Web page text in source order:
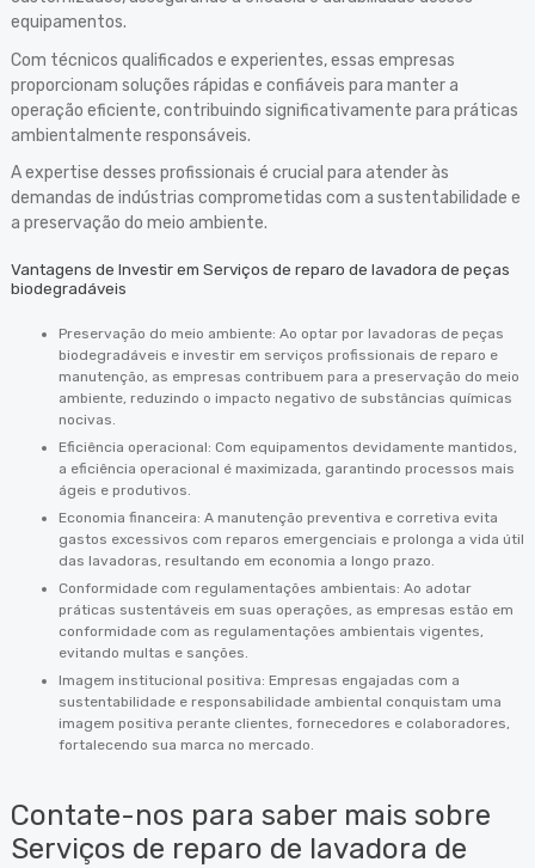
equipamentos.
Com técnicos qualificados e experientes, essas empresas
proporcionam soluções rápidas e confiáveis para manter a
operação eficiente, contribuindo significativamente para práticas
ambientalmente responsáveis.
A expertise desses profissionais é crucial para atender às
demandas de indústrias comprometidas com a sustentabilidade e
a preservação do meio ambiente.
Vantagens de Investir em Serviços de reparo de lavadora de peças
biodegradáveis
Preservação do meio ambiente: Ao optar por lavadoras de peças
biodegradáveis e investir em serviços profissionais de reparo e
manutenção, as empresas contribuem para a preservação do meio
ambiente, reduzindo o impacto negativo de substâncias químicas
nocivas.
Eficiência operacional: Com equipamentos devidamente mantidos,
a eficiência operacional é maximizada, garantindo processos mais
ágeis e produtivos.
Economia financeira: A manutenção preventiva e corretiva evita
gastos excessivos com reparos emergenciais e prolonga a vida útil
das lavadoras, resultando em economia a longo prazo.
Conformidade com regulamentações ambientais: Ao adotar
práticas sustentáveis em suas operações, as empresas estão em
conformidade com as regulamentações ambientais vigentes,
evitando multas e sanções.
Imagem institucional positiva: Empresas engajadas com a
sustentabilidade e responsabilidade ambiental conquistam uma
imagem positiva perante clientes, fornecedores e colaboradores,
fortalecendo sua marca no mercado.
Contate-nos para saber mais sobre
Serviços de reparo de lavadora de